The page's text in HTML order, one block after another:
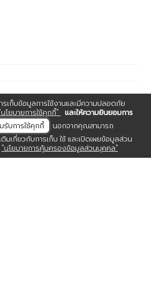
รเก็บข้อมูลการใช้งานและมีความปลอดภัย
โยบายการใช้คุกกี้"
และให้ความยินยอมการ
รับการใช้คุกกี้
นอกจากคุณสามารถ
เกี่ยวกับการเก็บ ใช้ และเปิดเผยข้อมูลส่วน
"นโยบายการคุ้มครองข้อมูลส่วนบุคคล"